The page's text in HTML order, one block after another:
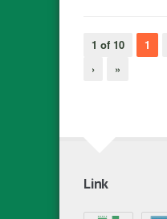
1 of 10 1
›
»
Link